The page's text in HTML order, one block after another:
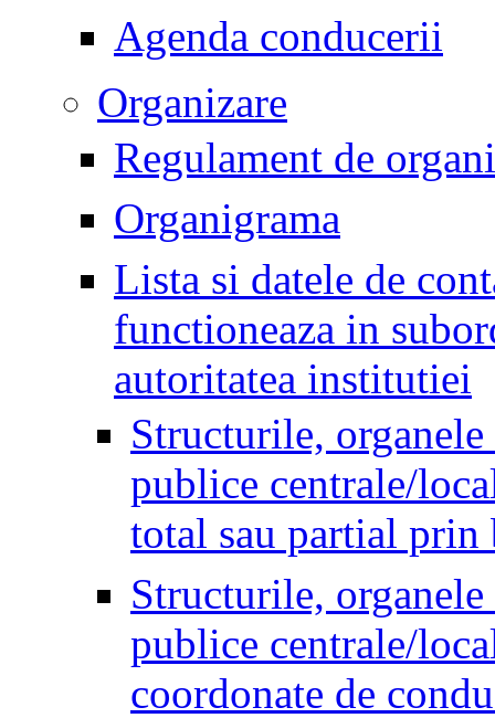
Agenda conducerii
Organizare
Regulament de
Organigrama
Lista si datele de
functioneaza in
autoritatea institutiei
Structurile,
publice centrale/
total sau partial
Structurile,
publice centrale/
coordonate de